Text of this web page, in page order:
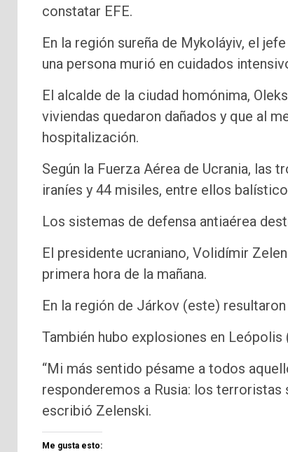
constatar EFE.
En la región sureña de Mykoláyiv, el
una persona murió en cuidados
El alcalde de la ciudad homónima,
viviendas quedaron dañados y que al
hospitalización.
Según la Fuerza Aérea de Ucrania, las
iraníes y 44 misiles, entre ellos
Los sistemas de defensa antiaérea
El presidente ucraniano, Volidímir
primera hora de la mañana.
En la región de Járkov (este)
También hubo explosiones en Leópolis
“Mi más sentido pésame a todos
responderemos a Rusia: los
escribió Zelenski.
Me gusta esto: